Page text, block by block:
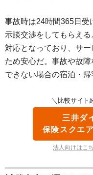
事故時は24時間365日受
示談交渉をしてもらえ
対応となっており、サ
ため安心だ。事故や故
できない場合の宿泊・帰
＼比較サイト
三井ダ
保険スクエ
法人向けはこ